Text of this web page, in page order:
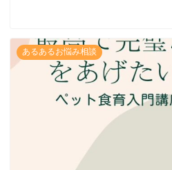
あるあるお悩み相談